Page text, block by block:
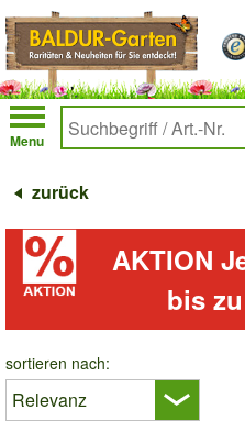
Menu
zurück
AKTION
bis
sortieren nach: